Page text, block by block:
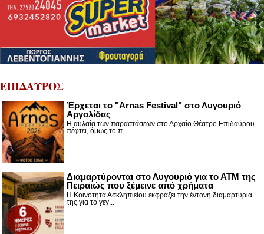
ΕΠΙΔΑΥΡΟΣ
Έρχεται το "Arnas Festival" στο Λυγουριό
Αργολίδας
Η αυλαία των παραστάσεων στο Αρχαίο Θέατρο Επιδαύρου
πέφτει, όμως το π...
Διαμαρτύρονται στο Λυγουριό για το ΑΤΜ της
Πειραιώς που ξέμεινε από χρήματα
Η Κοινότητα Ασκληπιείου εκφράζει την έντονη διαμαρτυρία
της για το γεγ...